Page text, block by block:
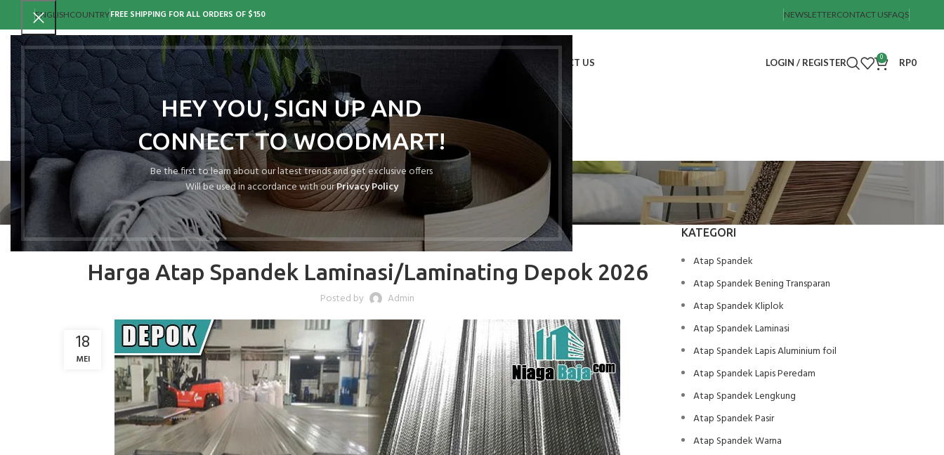
HEY YOU, SIGN UP AND
CONNECT TO WOODMART!
Be the first to learn about our latest trends and get exclusive offers
Will be used in accordance with ourPrivacy Policy
ENGLISHCOUNTRYFREE SHIPPING FOR ALL ORDERS OF $150 NEWSLETTERCONTACT USFAQS
CONTACT US LOGIN / REGISTER 0 RP0
Blog
Harga Atap Spandek Laminasi/Laminating Depok 2026
Posted by Admin
18
MEI
KATEGORI
Atap Spandek
Atap Spandek Bening Transparan
Atap Spandek Kliplok
Atap Spandek Laminasi
Atap Spandek Lapis Aluminium foil
Atap Spandek Lapis Peredam
Atap Spandek Lengkung
Atap Spandek Pasir
Atap Spandek Warna